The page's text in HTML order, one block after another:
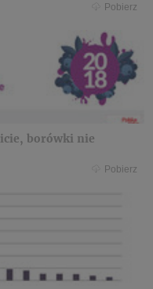
Pobierz
borówki nie
Pobierz